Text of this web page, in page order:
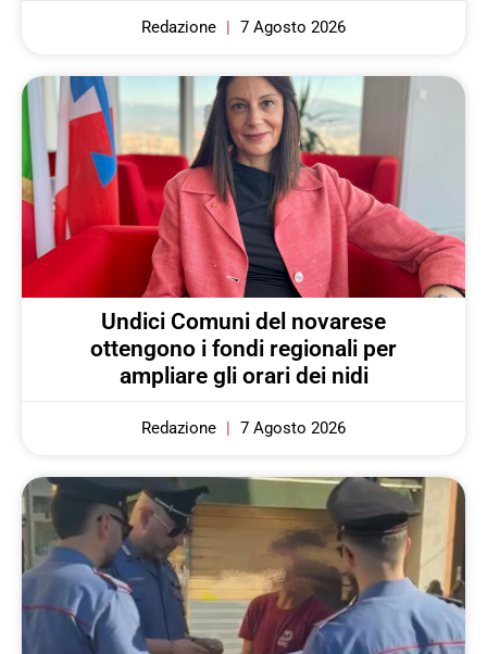
Redazione 7 Agosto 2026
Undici Comuni del novarese
ottengono i fondi regionali per
ampliare gli orari dei nidi
Redazione 7 Agosto 2026